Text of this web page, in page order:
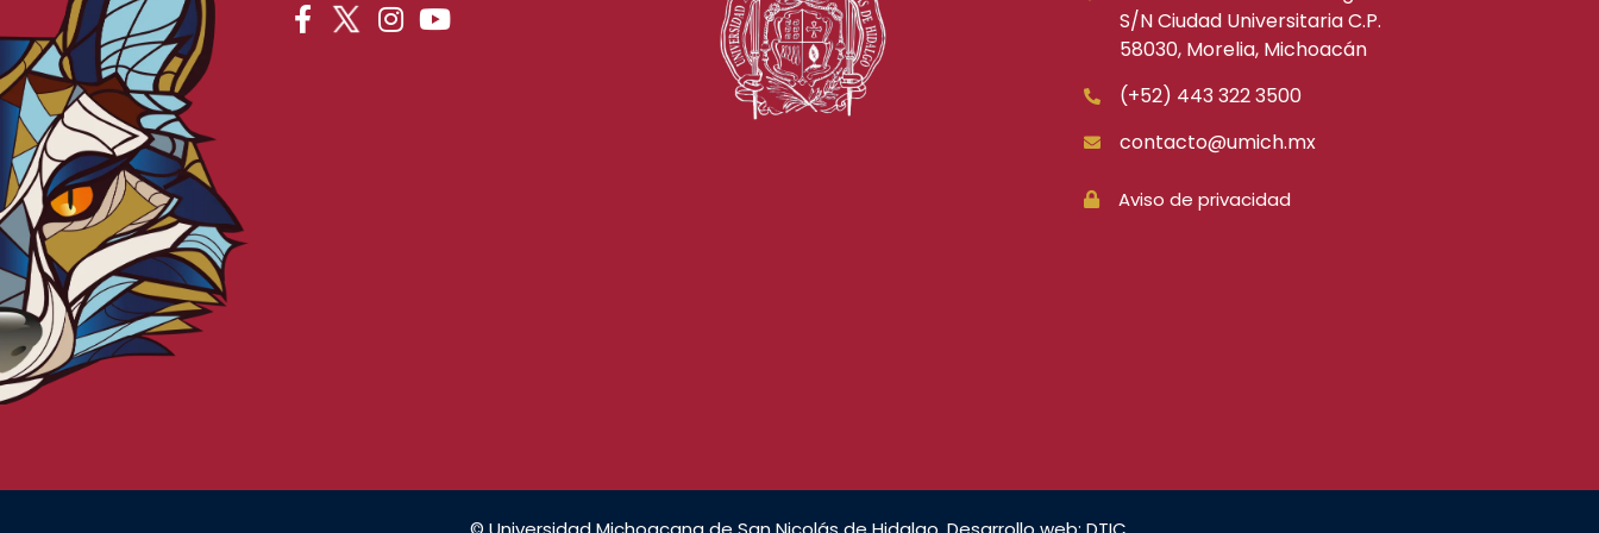
S/N Ciudad Universitaria C.P.
58030, Morelia, Michoacán
(+52) 443 322 3500
contacto@umich.mx
Aviso de privacidad